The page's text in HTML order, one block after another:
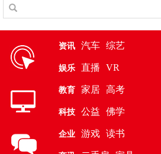
资讯 汽车 综艺
娱乐 直播 VR
教育 家居 高考
科技 公益 佛学
企业 游戏 读书